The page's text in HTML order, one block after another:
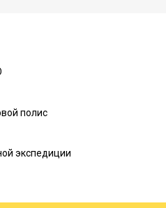
полис
экспедиции